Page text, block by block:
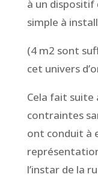
à un dispositif
simple à
(4 m2 sont
cet univers
Cela fait suite
contraintes
ont conduit à
l’instar de la